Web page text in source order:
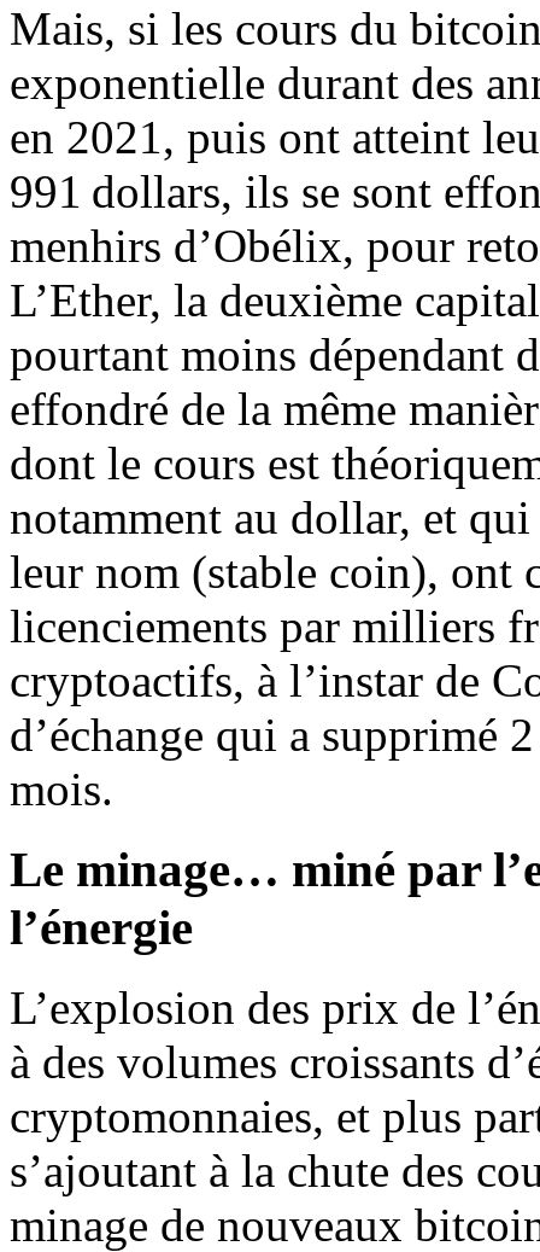
Mais, si les cours du
exponentielle durant des
en 2021, puis ont atteint
991 dollars, ils se sont
menhirs d’Obélix, pour
L’Ether, la deuxième
pourtant moins dépendant
effondré de la même
dont le cours est
notamment au dollar, et
leur nom (stable coin), ont
licenciements par milliers
cryptoactifs, à l’instar de
d’échange qui a supprimé
mois.
Le minage… miné par
l’énergie
L’explosion des prix de
à des volumes croissants
cryptomonnaies, et plus
s’ajoutant à la chute des
minage de nouveaux